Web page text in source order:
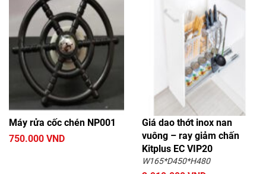
Máy rửa cốc chén NP001
750.000 VND
Giá dao thớt inox nan
vuông – ray giảm chấn
Kitplus EC VIP20
W165*D450*H480